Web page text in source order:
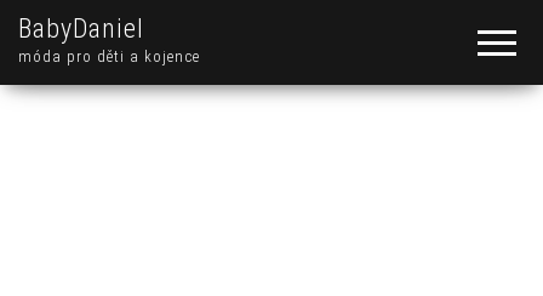
BabyDaniel
móda pro děti a kojence